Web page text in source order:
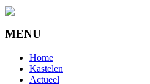
MENU
Home
Kastelen
Actueel